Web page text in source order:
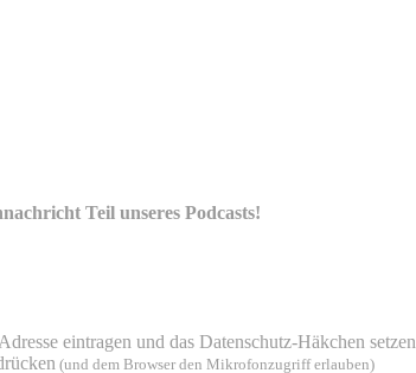
Teil unseres Podcasts!
eintragen und das Datenschutz-Häkchen setzen
(und dem Browser den Mikrofonzugriff erlauben)